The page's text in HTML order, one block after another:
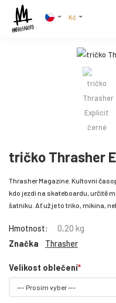
Kč
tričko Thrasher
Thrasher Magazine. Kultovní
kdo jezdí na skateboardu, určitě
šatníku. Ať už je to triko, mikina,
Hmotnost:
0,20 kg
Značka
Thrasher
Velikost oblečení